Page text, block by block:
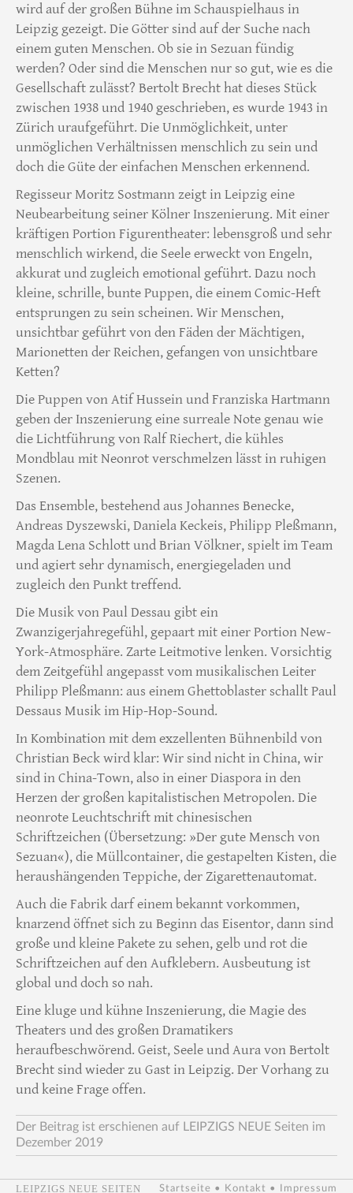
wird auf der großen Bühne im Schauspielhaus in
Leipzig gezeigt. Die Götter sind auf der Suche nach
einem guten Menschen. Ob sie in Sezuan fündig
werden? Oder sind die Menschen nur so gut, wie es die
Gesellschaft zulässt? Bertolt Brecht hat dieses Stück
zwischen 1938 und 1940 geschrieben, es wurde 1943 in
Zürich uraufgeführt. Die Unmöglichkeit, unter
unmöglichen Verhältnissen menschlich zu sein und
doch die Güte der einfachen Menschen erkennend.
Regisseur Moritz Sostmann zeigt in Leipzig eine
Neubearbeitung seiner Kölner Inszenierung. Mit einer
kräftigen Portion Figurentheater: lebensgroß und sehr
menschlich wirkend, die Seele erweckt von Engeln,
akkurat und zugleich emotional geführt. Dazu noch
kleine, schrille, bunte Puppen, die einem Comic-Heft
entsprungen zu sein scheinen. Wir Menschen,
unsichtbar geführt von den Fäden der Mächtigen,
Marionetten der Reichen, gefangen von unsichtbare
Ketten?
Die Puppen von Atif Hussein und Franziska Hartmann
geben der Inszenierung eine surreale Note genau wie
die Lichtführung von Ralf Riechert, die kühles
Mondblau mit Neonrot verschmelzen lässt in ruhigen
Szenen.
Das Ensemble, bestehend aus Johannes Benecke,
Andreas Dyszewski, Daniela Keckeis, Philipp Pleßmann,
Magda Lena Schlott und Brian Völkner, spielt im Team
und agiert sehr dynamisch, energiegeladen und
zugleich den Punkt treffend.
Die Musik von Paul Dessau gibt ein
Zwanzigerjahregefühl, gepaart mit einer Portion New-
York-Atmosphäre. Zarte Leitmotive lenken. Vorsichtig
dem Zeitgefühl angepasst vom musikalischen Leiter
Philipp Pleßmann: aus einem Ghettoblaster schallt Paul
Dessaus Musik im Hip-Hop-Sound.
In Kombination mit dem exzellenten Bühnenbild von
Christian Beck wird klar: Wir sind nicht in China, wir
sind in China-Town, also in einer Diaspora in den
Herzen der großen kapitalistischen Metropolen. Die
neonrote Leuchtschrift mit chinesischen
Schriftzeichen (Übersetzung: »Der gute Mensch von
Sezuan«), die Müllcontainer, die gestapelten Kisten, die
heraushängenden Teppiche, der Zigarettenautomat.
Auch die Fabrik darf einem bekannt vorkommen,
knarzend öffnet sich zu Beginn das Eisentor, dann sind
große und kleine Pakete zu sehen, gelb und rot die
Schriftzeichen auf den Aufklebern. Ausbeutung ist
global und doch so nah.
Eine kluge und kühne Inszenierung, die Magie des
Theaters und des großen Dramatikers
heraufbeschwörend. Geist, Seele und Aura von Bertolt
Brecht sind wieder zu Gast in Leipzig. Der Vorhang zu
und keine Frage offen.
Der Beitrag ist erschienen auf LEIPZIGS NEUE Seiten im
Dezember 2019
LEIPZIGS NEUE SEITEN Startseite • Kontakt • Impressum